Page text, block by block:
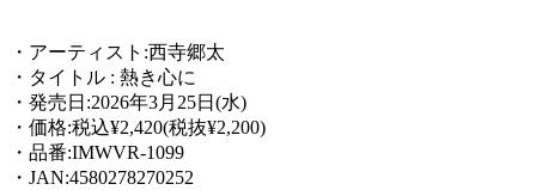
・アーティスト:西寺郷太
・タイトル : 熱き心に
・発売日:2026年3月25日(水)
・価格:税込¥2,420(税抜¥2,200)
・品番:IMWVR-1099
・JAN:4580278270252